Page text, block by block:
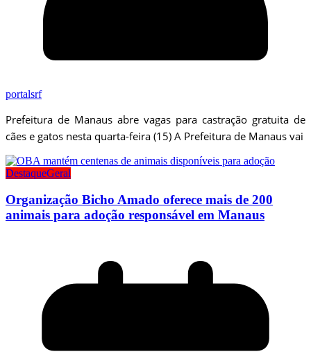
portalsrf
Prefeitura de Manaus abre vagas para castração gratuita de
cães e gatos nesta quarta-feira (15) A Prefeitura de Manaus vai
DestaqueGeral
Organização Bicho Amado oferece mais de 200
animais para adoção responsável em Manaus